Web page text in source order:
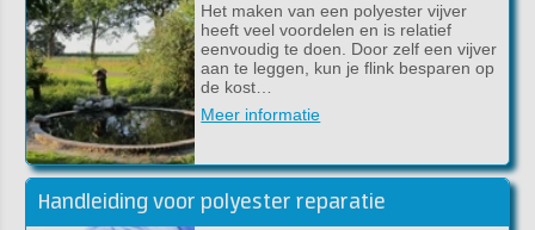
Het maken van een polyester vijver
heeft veel voordelen en is relatief
eenvoudig te doen. Door zelf een vijver
aan te leggen, kun je flink besparen op
de kost…
Meer informatie
Handleiding voor polyester reparatie